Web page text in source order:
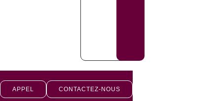
APPEL CONTACTEZ-NOUS